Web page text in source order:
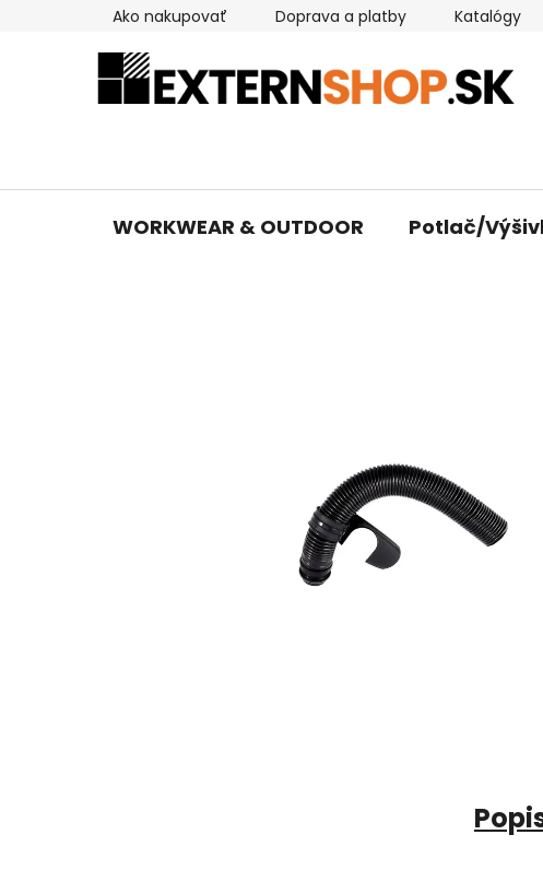
Ako nakupovať Doprava a platby Katalógy
WORKWEAR & OUTDOOR Potlač/